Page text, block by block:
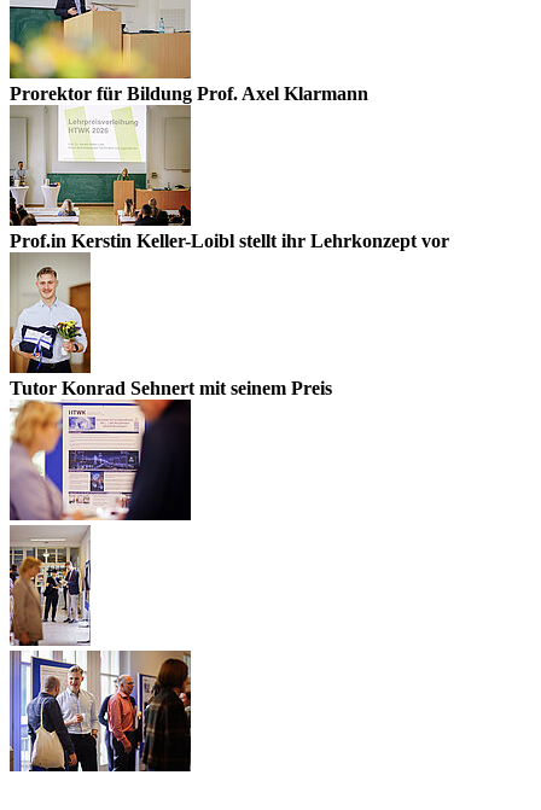
Prorektor für Bildung Prof. Axel Klarmann
Prof.in Kerstin Keller-Loibl stellt ihr Lehrkonzept vor
Tutor Konrad Sehnert mit seinem Preis